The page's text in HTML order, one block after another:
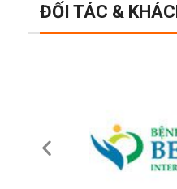
ĐỐI TÁC &